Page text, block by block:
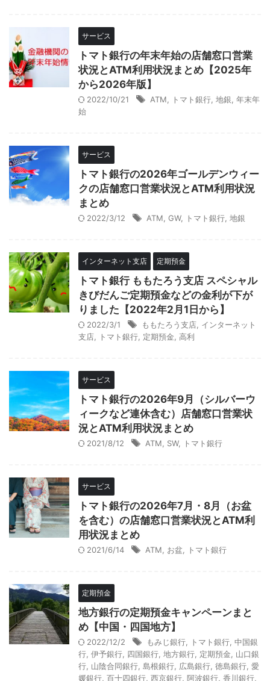
サービス
トマト銀行の年末年始の店舗窓口営業
状況とATM利用状況まとめ【2025年
から2026年版】
2022/10/21 ATM トマト銀行 地銀 年末年
始
サービス
トマト銀行の2026年ゴールデンウィー
クの店舗窓口営業状況とATM利用状況
まとめ
2022/3/12 ATM GW, トマト銀行 地銀
インターネット支店 定期預金
トマト銀行 ももたろう支店 スペシャル
きびだんご定期預金などの金利が下が
りました【2022年2月1日から】
2022/3/1 ももたろう支店 インターネット
支店
トマト銀行 定期預金 高利
サービス
トマト銀行の2026年9月（シルバーウ
ィークなど連休含む）店舗窓口営業状
況とATM利用状況まとめ
2021/8/12 ATM SW, トマト銀行
サービス
トマト銀行の2026年7月・8月（お盆
を含む）の店舗窓口営業状況とATM利
用状況まとめ
2021/6/14 ATM お盆 トマト銀行
定期預金
地方銀行の定期預金キャンペーンまと
め【中国・四国地方】
2022/12/2 もみじ銀行 トマト銀行 中国銀
行 伊予銀行 四国銀行 地方銀行 定期預金
山口銀
行 山陰合同銀行 島根銀行 広島銀行 徳島銀行 愛
媛銀行 百十四銀行 西京銀行 阿波銀行 香川銀行